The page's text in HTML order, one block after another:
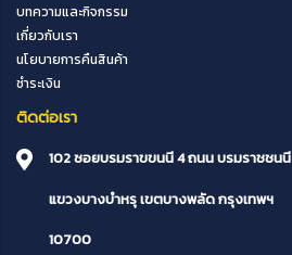
บทความและกิจกรรม
เกี่ยวกับเรา
นโยบายการคืนสินค้า
ชำระเงิน
ติดต่อเรา
102 ซอยบรมราขขนนี 4 ถนน บรมราชชนนี
แขวงบางบำหรุเขตบางพลัดกรุงเทพฯ
10700